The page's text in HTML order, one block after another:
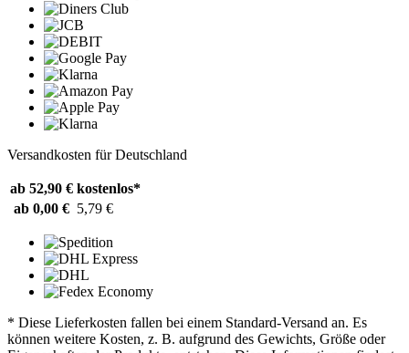
Versandkosten für Deutschland
ab 52,90 € kostenlos*
ab 0,00 € 5,79 €
* Diese Lieferkosten fallen bei einem Standard-Versand an. Es
können weitere Kosten, z. B. aufgrund des Gewichts, Größe oder